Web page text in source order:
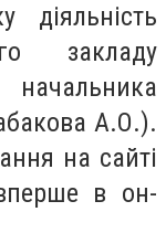
діяльність
закладу
А.О.).
на сайті
в он-